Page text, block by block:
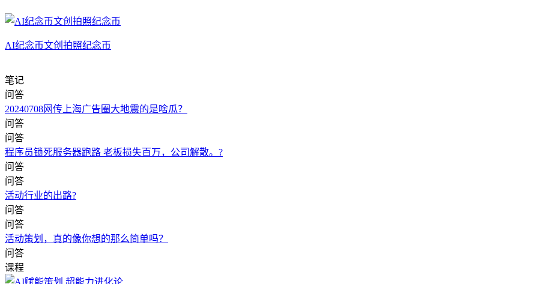
AI纪念币文创拍照纪念币
笔记
问答
20240708网传上海广告圈大地震的是啥瓜？
问答
问答
程序员锁死服务器跑路 老板损失百万，公司解散。?
问答
问答
活动行业的出路?
问答
问答
活动策划，真的像你想的那么简单吗？
问答
课程